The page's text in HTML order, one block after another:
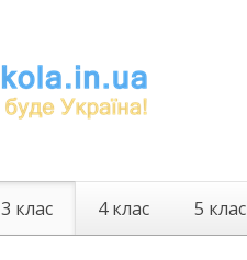
3 клас 4 клас 5 клас